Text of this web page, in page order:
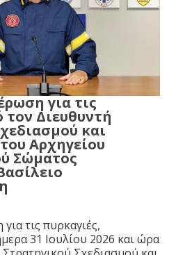
για τις
Διευθυντή
και
Αρχηγείου
Σώματος
τις πυρκαγιές,
31 Ιουλίου 2026 και ώρα